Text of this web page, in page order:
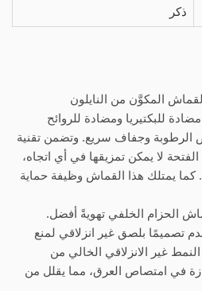
ذكر
المكوَّن من النايلون
للبكتيريا ومضادة للروائح
الرطوبة وجفاف سريع. وتضمن تقنية
لا يمكن تمزيقها في أي اتجاه،
كما يمتلك هذا القماش وظيفة حماية
تصميمًا بلصق غير انزلاقي لمنع
غير الانزلاقي الخالي من
في امتصاص العرق، مما يقلل من